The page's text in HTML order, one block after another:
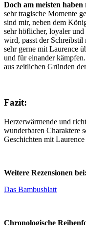
Doch am meisten
sehr tragische Momente
sind mir, neben dem
sehr höflicher, loyaler
wird, passt der
sehr gerne mit Laurence
und für einander
aus zeitlichen Gründen
Fazit:
Herzerwärmende und
wunderbaren Charaktere
Geschichten mit
Weitere Rezensionen bei:
Das Bambusblatt
Chronologische